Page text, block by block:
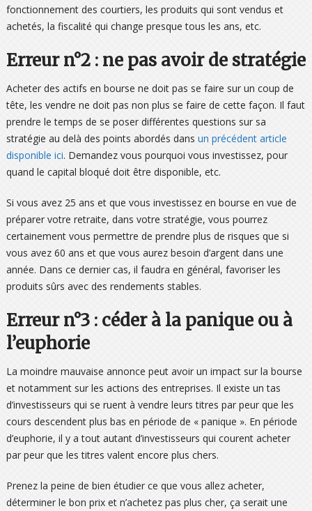
fonctionnement des courtiers, les produits qui sont vendus et
achetés, la fiscalité qui change presque tous les ans, etc.
Erreur n°2 : ne pas avoir de stratégie
Acheter des actifs en bourse ne doit pas se faire sur un coup de
tête, les vendre ne doit pas non plus se faire de cette façon. Il faut
prendre le temps de se poser différentes questions sur sa
stratégie au delà des points abordés dans un précédent article
disponible ici. Demandez vous pourquoi vous investissez, pour
quand le capital bloqué doit être disponible, etc.
Si vous avez 25 ans et que vous investissez en bourse en vue de
préparer votre retraite, dans votre stratégie, vous pourrez
certainement vous permettre de prendre plus de risques que si
vous avez 60 ans et que vous aurez besoin d’argent dans une
année. Dans ce dernier cas, il faudra en général, favoriser les
produits sûrs avec des rendements stables.
Erreur n°3 : céder à la panique ou à
l’euphorie
La moindre mauvaise annonce peut avoir un impact sur la bourse
et notamment sur les actions des entreprises. Il existe un tas
d’investisseurs qui se ruent à vendre leurs titres par peur que les
cours descendent plus bas en période de « panique ». En période
d’euphorie, il y a tout autant d’investisseurs qui courent acheter
par peur que les titres valent encore plus chers.
Prenez la peine de bien étudier ce que vous allez acheter,
déterminer le bon prix et n’achetez pas plus cher, ça serait une